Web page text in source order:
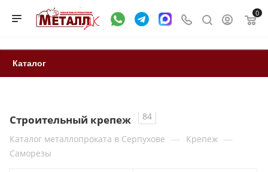
0
Каталог
Строительный крепеж
84
Каталог металлопроката в Серпухове — Крепеж —
Саморезы